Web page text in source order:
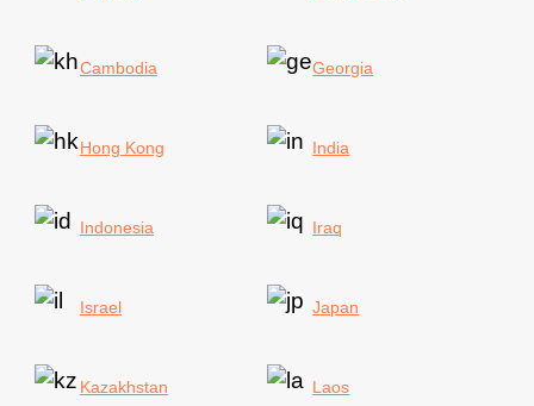
Cambodia Georgia
Hong Kong India
Indonesia Iraq
Israel Japan
Kazakhstan Laos